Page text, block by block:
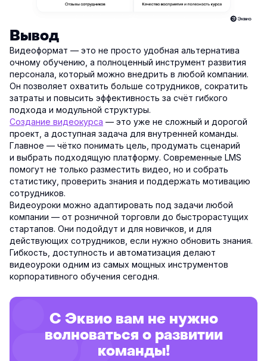
Вывод
Видеоформат — это не просто удобная альтернатива
очному обучению, а полноценный инструмент развития
персонала, который можно внедрить в любой компании.
Он позволяет охватить больше сотрудников, сократить
затраты и повысить эффективность за счёт гибкого
подхода и модульной структуры.
Создание видеокурса — это уже не сложный и дорогой
проект, а доступная задача для внутренней команды.
Главное — чётко понимать цель, продумать сценарий
и выбрать подходящую платформу. Современные LMS
помогут не только разместить видео, но и собрать
статистику, проверить знания и поддержать мотивацию
сотрудников.
Видеоуроки можно адаптировать под задачи любой
компании — от розничной торговли до быстрорастущих
стартапов. Они подойдут и для новичков, и для
действующих сотрудников, если нужно обновить знания.
Гибкость, доступность и автоматизация делают
видеоуроки одним из самых мощных инструментов
корпоративного обучения сегодня.
С Эквио вам не нужно
волноваться о развитии
команды!